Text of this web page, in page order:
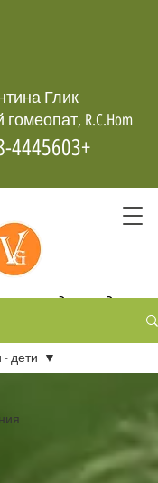
даже
Глик,
+972-58-4445603
- дети